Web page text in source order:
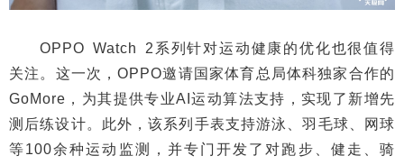
OPPO Watch 2系列针对运动健康的优化也很值得
关注。这一次，OPPO邀请国家体育总局体科独家合作的
GoMore，为其提供专业AI运动算法支持，实现了新增先
测后练设计。此外，该系列手表支持游泳、羽毛球、网球
等100余种运动监测，并专门开发了对跑步、健走、骑